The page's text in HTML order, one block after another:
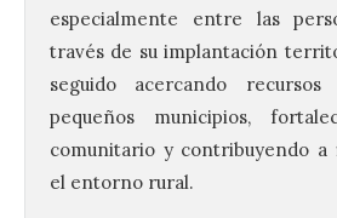
especialmente entre las
través de su implantación
seguido acercando
pequeños municipios,
comunitario y contribuyendo
el entorno rural.